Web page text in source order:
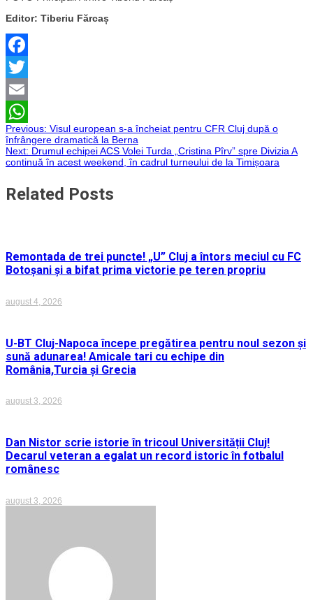
Editor: Tiberiu Fărcaș
Facebook
Twitter
Email
WhatsApp
Navigare
în
articole
Previous: Visul european s-a încheiat pentru CFR Cluj după o
înfrângere dramatică la Berna
Next: Drumul echipei ACS Volei Turda „Cristina Pîrv” spre Divizia A
continuă în acest weekend, în cadrul turneului de la Timișoara
Related Posts
Remontada de trei puncte! „U” Cluj a întors meciul cu FC
Botoșani și a bifat prima victorie pe teren propriu
august 4, 2026
U-BT Cluj-Napoca începe pregătirea pentru noul sezon și
sună adunarea! Amicale tari cu echipe din
România,Turcia și Grecia
august 3, 2026
Dan Nistor scrie istorie în tricoul Universității Cluj!
Decarul veteran a egalat un record istoric în fotbalul
românesc
august 3, 2026